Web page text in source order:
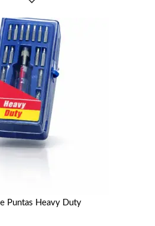
Puntas Heavy Duty